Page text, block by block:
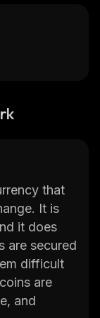
that
It is
it does
are secured
difficult
are
and